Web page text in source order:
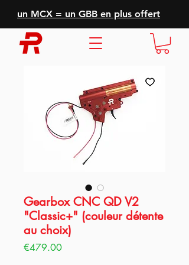
un MCX = un GBB en plus offert
Gearbox CNC QD V2
"Classic+" (couleur détente
au choix)
€479.00Price